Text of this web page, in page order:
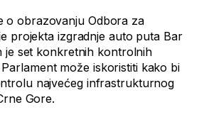
o obrazovanju Odbora za
projekta izgradnje auto puta Bar
je set konkretnih kontrolnih
može iskoristiti kako bi
najvećeg infrastrukturnog
Gore.